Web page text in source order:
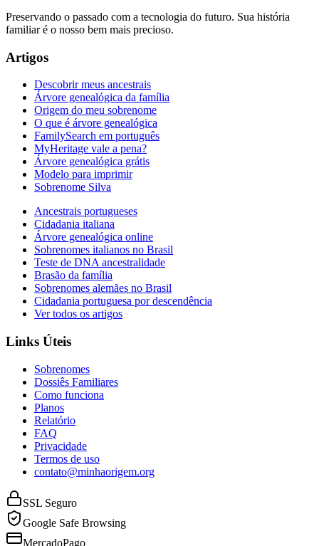
Preservando o passado com a tecnologia do futuro. Sua história
familiar é o nosso bem mais precioso.
Artigos
Descobrir meus ancestrais
Árvore genealógica da família
Origem do meu sobrenome
O que é árvore genealógica
FamilySearch em português
MyHeritage vale a pena?
Árvore genealógica grátis
Modelo para imprimir
Sobrenome Silva
Ancestrais portugueses
Cidadania italiana
Árvore genealógica online
Sobrenomes italianos no Brasil
Teste de DNA ancestralidade
Brasão da família
Sobrenomes alemães no Brasil
Cidadania portuguesa por descendência
Ver todos os artigos
Links Úteis
Sobrenomes
Dossiês Familiares
Como funciona
Planos
Relatório
FAQ
Privacidade
Termos de uso
contato@minhaorigem.org
SSL Seguro
Google Safe Browsing
MercadoPago